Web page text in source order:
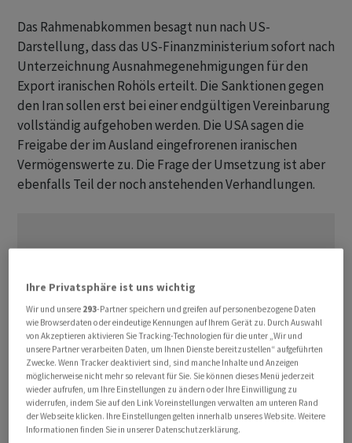
Das Rahmenabkommen besagt nun nach US-
Darstellung, dass das US-Finanzministerium sofort nach
Unterzeichnung Ausnahmegenehmigungen für den
Export iranischen Rohöls erteilt. Die Sanktionen gegen
den Iran sollen erst bei einer endgültigen Vereinbarung
vollständig aufgehoben werden. Die USA sagen die
Freigabe der im Ausland eingefrorenen iranischen
Vermögenswerte zu. Die Frage der Umsetzung ist aber
ebenfalls Teil der noch anstehenden Verhandlungen.
Ihre Privatsphäre ist uns wichtig
Wir und unsere 293-Partner speichern und greifen auf personenbezogene Daten
wie Browserdaten oder eindeutige Kennungen auf Ihrem Gerät zu. Durch Auswahl
von Akzeptieren aktivieren Sie Tracking-Technologien für die unter „Wir und
unsere Partner verarbeiten Daten, um Ihnen Dienste bereitzustellen“ aufgeführten
Zwecke. Wenn Tracker deaktiviert sind, sind manche Inhalte und Anzeigen
möglicherweise nicht mehr so relevant für Sie. Sie können dieses Menü jederzeit
wieder aufrufen, um Ihre Einstellungen zu ändern oder Ihre Einwilligung zu
widerrufen, indem Sie auf den Link Voreinstellungen verwalten am unteren Rand
der Webseite klicken. Ihre Einstellungen gelten innerhalb unseres Website. Weitere
Informationen finden Sie in unserer Datenschutzerklärung.